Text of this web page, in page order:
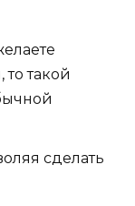
такой
сделать